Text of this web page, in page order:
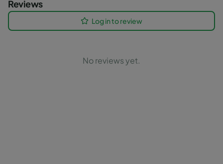
Reviews
Log in to review
No reviews yet.